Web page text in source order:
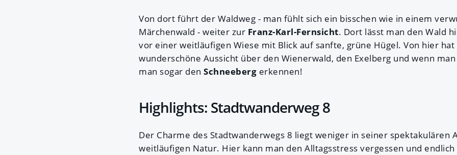
Von dort führt der Waldweg - man fühlt sich ein bisschen wie in einem
Märchenwald - weiter zur Franz-Karl-Fernsicht. Dort lässt man den Wald
vor einer weitläufigen Wiese mit Blick auf sanfte, grüne Hügel. Von hier hat
wunderschöne Aussicht über den Wienerwald, den Exelberg und wenn
man sogar den Schneeberg erkennen!
Highlights: Stadtwanderweg 8
Der Charme des Stadtwanderwegs 8 liegt weniger in seiner spektakulären
weitläufigen Natur. Hier kann man den Alltagsstress vergessen und